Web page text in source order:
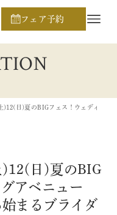
フェア予約
日)夏のBIGフェス！ウェディング
日)夏のBIG
アベニュー
まるブライダ